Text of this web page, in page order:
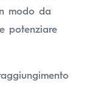
modo da
potenziare